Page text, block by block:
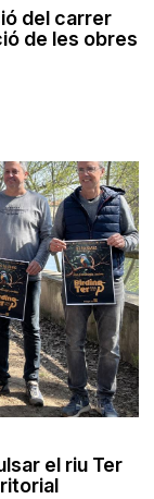
del carrer
de les obres
el riu Ter